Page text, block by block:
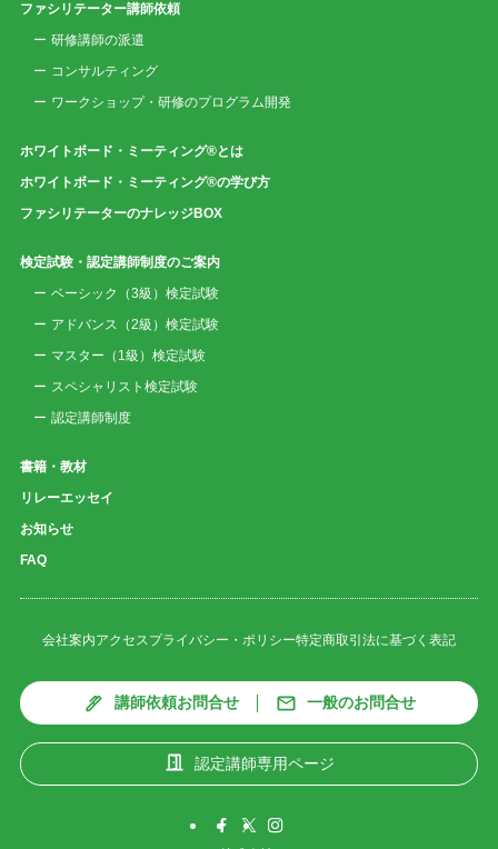
ファシリテーター講師依頼
研修講師の派遣
コンサルティング
ワークショップ・研修のプログラム開発
ホワイトボード・ミーティング®とは
ホワイトボード・ミーティング®の学び方
ファシリテーターのナレッジBOX
検定試験・認定講師制度のご案内
ベーシック（3級）検定試験
アドバンス（2級）検定試験
マスター（1級）検定試験
スペシャリスト検定試験
認定講師制度
書籍・教材
リレーエッセイ
お知らせ
FAQ
会社案内アクセスプライバシー・ポリシー特定商取引法に基づく表記
講師依頼お問合せ 一般のお問合せ
認定講師専用ページ